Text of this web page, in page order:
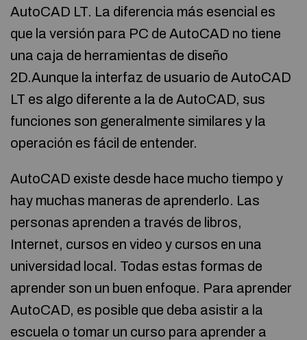
AutoCAD LT. La diferencia más esencial es
que la versión para PC de AutoCAD no tiene
una caja de herramientas de diseño
2D.Aunque la interfaz de usuario de AutoCAD
LT es algo diferente a la de AutoCAD, sus
funciones son generalmente similares y la
operación es fácil de entender.
AutoCAD existe desde hace mucho tiempo y
hay muchas maneras de aprenderlo. Las
personas aprenden a través de libros,
Internet, cursos en video y cursos en una
universidad local. Todas estas formas de
aprender son un buen enfoque. Para aprender
AutoCAD, es posible que deba asistir a la
escuela o tomar un curso para aprender a